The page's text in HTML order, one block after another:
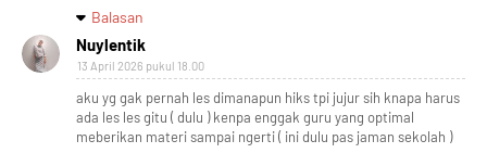
Balasan
Nuylentik
13 April 2026 pukul 18.00
aku yg gak pernah les dimanapun hiks tpi jujur sih knapa harus
ada les les gitu ( dulu ) kenpa enggak guru yang optimal
meberikan materi sampai ngerti ( ini dulu pas jaman sekolah )